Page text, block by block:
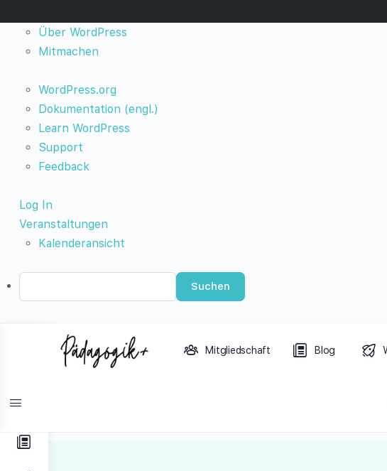
Über
WordPress
Über WordPress
Mitmachen
WordPress.org
Dokumentation (engl.)
Learn WordPress
Support
Feedback
Log In
Veranstaltungen
Kalenderansicht
Suchen
Toggle
Side
Mitgliedschaft Blog
Lernbereit Online Kurs für Kinder